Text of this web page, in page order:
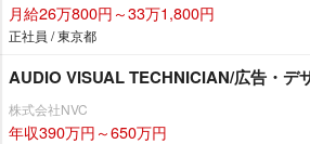
月給26万800円～33万1,800円
正社員 / 東京都
AUDIO VISUAL TECHNICIAN/広告・デ
株式会社NVC
年収390万円～650万円